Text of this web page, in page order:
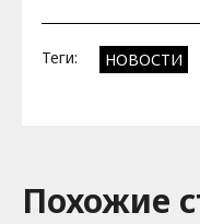
Теги: НОВОСТИ
Похожие